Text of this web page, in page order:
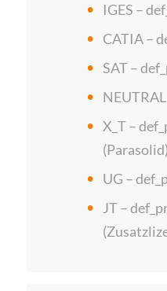
IGES –
CATIA –
SAT –
X_T –
(Parasolid)
UG –
JT –